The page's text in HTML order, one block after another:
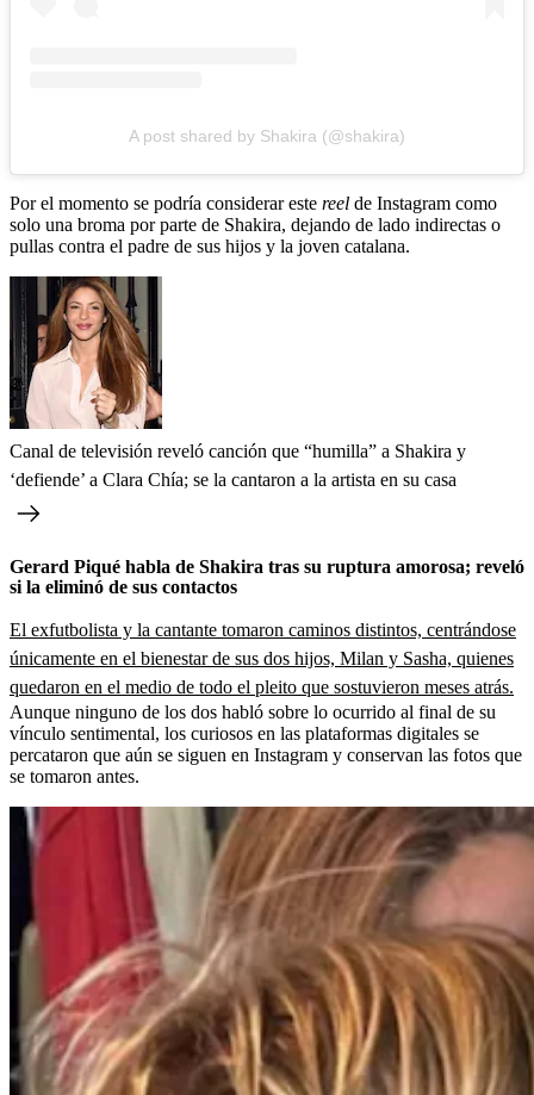
A post shared by Shakira (@shakira)
Por el momento se podría considerar este reel de Instagram como
solo una broma por parte de Shakira, dejando de lado indirectas o
pullas contra el padre de sus hijos y la joven catalana.
Canal de televisión reveló canción que “humilla” a Shakira y
‘defiende’ a Clara Chía; se la cantaron a la artista en su casa
Gerard Piqué habla de Shakira tras su ruptura amorosa; reveló
si la eliminó de sus contactos
El exfutbolista y la cantante tomaron caminos distintos, centrándose
únicamente en el bienestar de sus dos hijos, Milan y Sasha, quienes
quedaron en el medio de todo el pleito que sostuvieron meses atrás.
Aunque ninguno de los dos habló sobre lo ocurrido al final de su
vínculo sentimental, los curiosos en las plataformas digitales se
percataron que aún se siguen en Instagram y conservan las fotos que
se tomaron antes.